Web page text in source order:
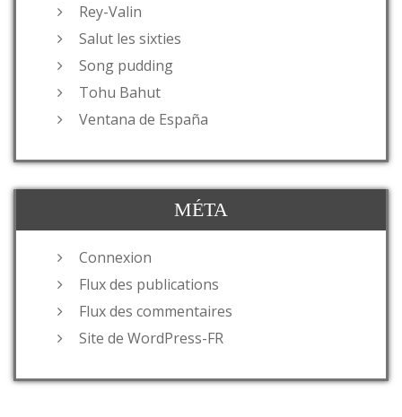
Rey-Valin
Salut les sixties
Song pudding
Tohu Bahut
Ventana de España
MÉTA
Connexion
Flux des publications
Flux des commentaires
Site de WordPress-FR